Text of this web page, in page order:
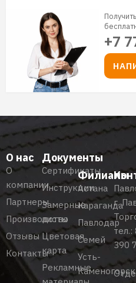
+7
О нас
О
компании
Партнеры
Производство
Отзывы
Контакты
Документы
Сертификаты
Инструкции
Замерные
листы
Цветовая
карта
Рекламные
Филиалы
Астана
Караганда
Павлодар
Семей
Усть-
Каменогорск
г.
тел.:
390